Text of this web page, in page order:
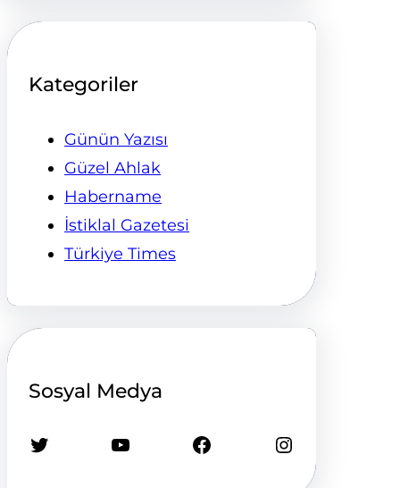
Kategoriler
Günün Yazısı
Güzel Ahlak
Habername
İstiklal Gazetesi
Türkiye Times
Sosyal Medya
Twitter YouTube Facebook Instagram